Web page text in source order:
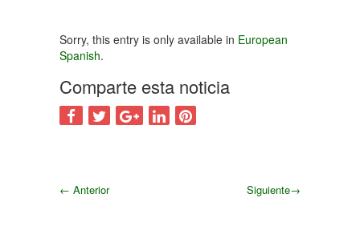
Sorry, this entry is only available in European
Spanish.
Comparte esta noticia
← Anterior Siguiente→